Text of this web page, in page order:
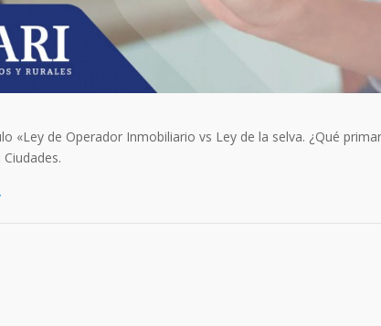
«Ley de Operador Inmobiliario vs Ley de la selva. ¿Qué